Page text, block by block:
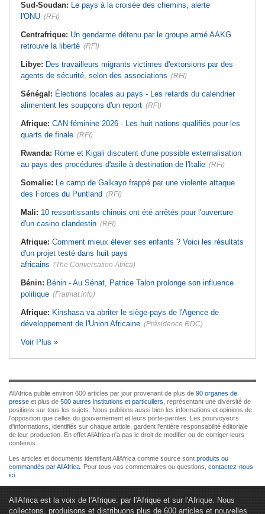
Sud-Soudan: Le pays à la croisée des chemins, alerte
l'ONU (RFI)
Centrafrique: Un gendarme détenu par le groupe armé AAKG
retrouve la liberté (RFI)
Libye: Des travailleurs migrants victimes d'extorsions par des
agents de sécurité, selon des associations (RFI)
Sénégal: Élections locales au pays - Les retards du calendrier
alimentent les soupçons d'un report (RFI)
Afrique: CAN féminine 2026 - Les huit nations qualifiés pour les
quarts de finale (RFI)
Rwanda: Rome et Kigali discutent d'une possible externalisation
au pays des procédures d'asile à destination de l'Italie (RFI)
Somalie: Le camp de Galkayo frappé par une violente attaque
des Forces du Puntland (RFI)
Mali: 10 ressortissants chinois ont été arrêtés pour l'ouverture
d'un casino clandestin (RFI)
Afrique: Comment mieux élever ses enfants ? Voici les résultats
d'un projet testé dans huit pays
africains (The Conversation Africa)
Bénin: Bénin - Au Sénat, Patrice Talon prolonge son influence
politique (Fratmat.info)
Afrique: Kinshasa va abriter le siège-pays de l'Agence de
développement de l'Union Africaine (Présidence RDC)
Voir Plus »
AllAfrica publie environ 600 articles par jour provenant de plus de 90 organes de
presse et plus de 500 autres institutions et particuliers , représentant une diversité de
positions sur tous les sujets. Nous publions aussi bien les informations et opinions de
l'opposition que celles du gouvernement et leurs porte-paroles. Les pourvoyeurs
d'informations, identifiés sur chaque article, gardent l'entière responsabilité éditoriale
de leur production. En effet AllAfrica n'a pas le droit de modifier ou de corriger leurs
contenus.
Les articles et documents identifiant AllAfrica comme source sont produits ou
commandés par AllAfrica . Pour tous vos commentaires ou questions, contactez-nous
ici
AllAfrica est la voix de l'Afrique. par l'Afrique et sur l'Afrique. Nous
collectons, produisons et distribuons plus de 600 articles et nouvelles